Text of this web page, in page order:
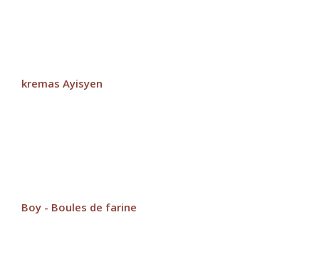
kremas Ayisyen
Boy - Boules de farine